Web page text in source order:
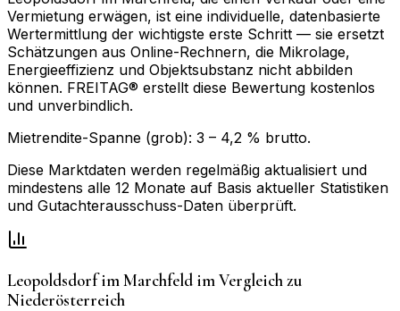
Vermietung erwägen, ist eine individuelle, datenbasierte
Wertermittlung der wichtigste erste Schritt — sie ersetzt
Schätzungen aus Online-Rechnern, die Mikrolage,
Energieeffizienz und Objektsubstanz nicht abbilden
können. FREITAG® erstellt diese Bewertung kostenlos
und unverbindlich.
Mietrendite-Spanne (grob): 3 – 4,2 % brutto.
Diese Marktdaten werden regelmäßig aktualisiert und
mindestens alle 12 Monate auf Basis aktueller Statistiken
und Gutachterausschuss-Daten überprüft.
Leopoldsdorf im Marchfeld im Vergleich zu
Niederösterreich